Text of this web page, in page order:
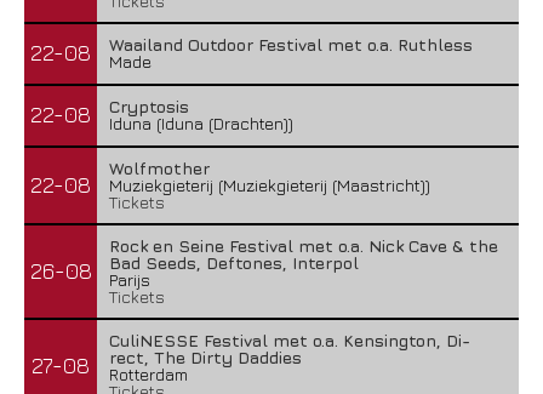
22-08
Waailand Outdoor Festival met o.a. Ruthless
Made
22-08
Cryptosis
Iduna (Iduna (Drachten))
22-08
Wolfmother
Muziekgieterij (Muziekgieterij (Maastricht))
Tickets
26-08
Rock en Seine Festival met o.a. Nick Cave & the
Bad Seeds, Deftones, Interpol
Parijs
Tickets
27-08
CuliNESSE Festival met o.a. Kensington, Di-
rect, The Dirty Daddies
Rotterdam